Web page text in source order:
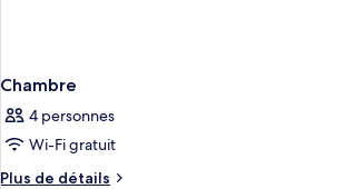
Chambre
4 personnes
Wi-Fi gratuit
Plus de détails
Plus